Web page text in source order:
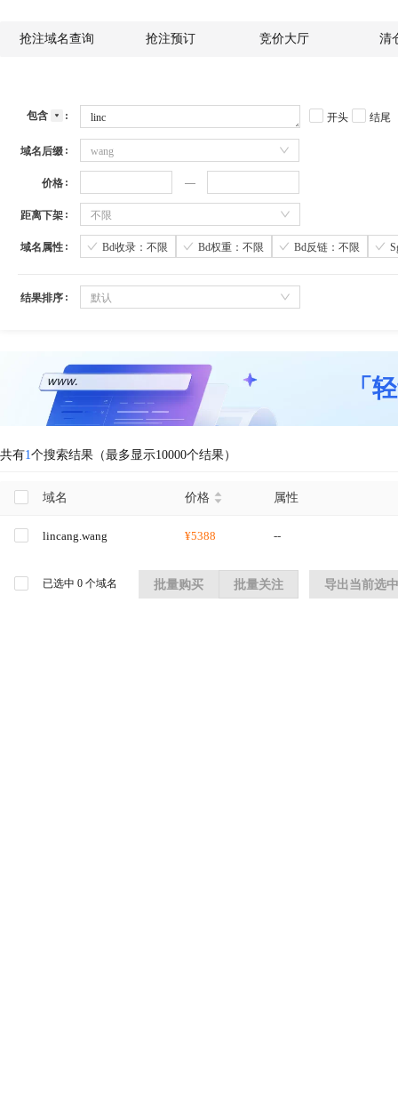
抢注域名查询 抢注预订 竞价大厅 清
包含 开头 结尾
域名后缀 wang
价格
距离下架 不限
域名属性 Bd收录：不限 Bd权重：不限 Bd反链：不限
结果排序 默认
「
共有1个搜索结果（最多显示10000个结果）
域名 价格 属性
lincang.wang ¥5388 --
已选中 0 个域名 批量购买 批量关注 导出当前选中